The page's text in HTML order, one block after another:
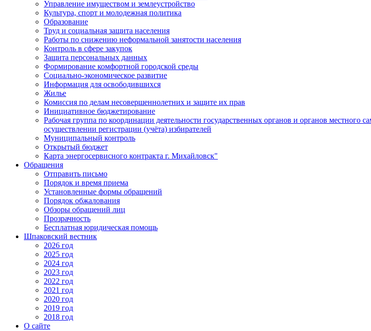
Управление имуществом и землеустройство
Культура, спорт и молодежная политика
Образование
Труд и социальная защита населения
Работы по снижению неформальной занятости населения
Контроль в сфере закупок
Защита персональных данных
Формирование комфортной городской среды
Социально-экономическое развитие
Информация для освободившихся
Жилье
Комиссия по делам несовершеннолетних и защите их прав
Инициативное бюджетирование
Рабочая группа по координации деятельности государственных органов и органов местного
осуществлении регистрации (учёта) избирателей
Муниципальный контроль
Открытый бюджет
Карта энергосервисного контракта г. Михайловск"
Обращения
Отправить письмо
Порядок и время приема
Установленные формы обращений
Порядок обжалования
Обзоры обращений лиц
Прозрачность
Бесплатная юридическая помощь
Шпаковский вестник
2026 год
2025 год
2024 год
2023 год
2022 год
2021 год
2020 год
2019 год
2018 год
О сайте